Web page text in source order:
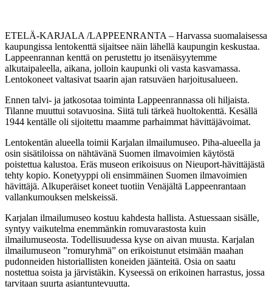
ETELÄ-KARJALA /LAPPEENRANTA – Harvassa suomalaisessa
kaupungissa lentokenttä sijaitsee näin lähellä kaupungin keskustaa.
Lappeenrannan kenttä on perustettu jo itsenäisyytemme
alkutaipaleella, aikana, jolloin kaupunki oli vasta kasvamassa.
Lentokoneet valtasivat tsaarin ajan ratsuväen harjoitusalueen.
Ennen talvi- ja jatkosotaa toiminta Lappeenrannassa oli hiljaista.
Tilanne muuttui sotavuosina. Siitä tuli tärkeä huoltokenttä. Kesällä
1944 kentälle oli sijoitettu maamme parhaimmat hävittäjävoimat.
Lentokentän alueella toimii Karjalan ilmailumuseo. Piha-alueella ja
osin sisätiloissa on nähtävänä Suomen ilmavoimien käytöstä
poistettua kalustoa. Eräs museon erikoisuus on Nieuport-hävittäjästä
tehty kopio. Konetyyppi oli ensimmäinen Suomen ilmavoimien
hävittäjä. Alkuperäiset koneet tuotiin Venäjältä Lappeenrantaan
vallankumouksen melskeissä.
Karjalan ilmailumuseo kostuu kahdesta hallista. Astuessaan sisälle,
syntyy vaikutelma enemmänkin romuvarastosta kuin
ilmailumuseosta. Todellisuudessa kyse on aivan muusta. Karjalan
ilmailumuseon ”romuryhmä” on erikoistunut etsimään maahan
pudonneiden historiallisten koneiden jäänteitä. Osia on saatu
nostettua soista ja järvistäkin. Kyseessä on erikoinen harrastus, jossa
tarvitaan suurta asiantuntevuutta.